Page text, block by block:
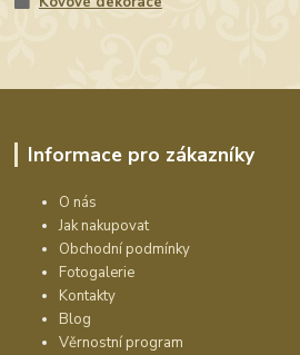
Informace pro zákazníky
O nás
Jak nakupovat
Obchodní podmínky
Fotogalerie
Kontakty
Blog
Věrnostní program